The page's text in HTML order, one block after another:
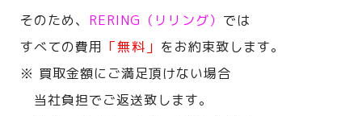
そのため、 RERING（リリング） では
すべての費用 「無料」 をお約束致します。
※ 買取金額にご満足頂けない場合
当社負担でご返送致します。